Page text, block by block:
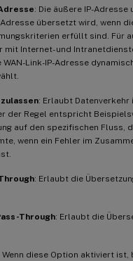
: Die äußere IP-
Adresse übersetzt wird, wenn
erfüllt sind. Für
mit Internet- und
Link-IP-Adresse
: Erlaubt
der Regel entspricht
auf den spezifischen Fluss,
wenn ein Fehler im
: Erlaubt die
Through: Erlaubt die
Wenn diese Option aktiviert